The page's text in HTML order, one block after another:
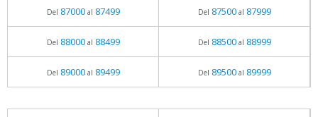
Del 87000al 87499 Del 87500al 87999
Del 88000al 88499 Del 88500al 88999
Del 89000al 89499 Del 89500al 89999